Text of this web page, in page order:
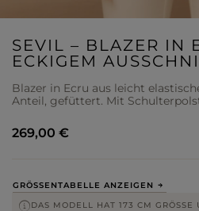
SEVIL – BLAZER IN
ECKIGEM
Blazer in Ecru aus leicht
Anteil, gefüttert. Mit
GRÖSSENTABELLE ANZEIGEN
DAS MODELL HAT 173 CM GRÖSSE
269,00 €